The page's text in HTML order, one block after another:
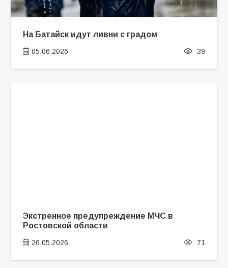
На Батайск идут ливни с градом
05.06.2026 39
Экстренное предупреждение МЧС в
Ростовской области
26.05.2026 71